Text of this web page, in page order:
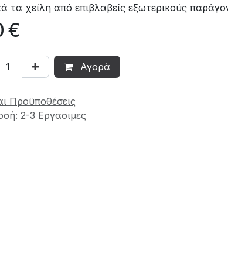
τα χείλη από επιβλαβείς εξωτερικούς
€
Αγορά
Προϋποθέσεις
2-3 Εργασιμες